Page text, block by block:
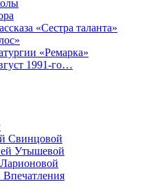
«Сестра таланта»
«Ремарка»
1991-го…
Свинцовой
Утышевой
Впечатления